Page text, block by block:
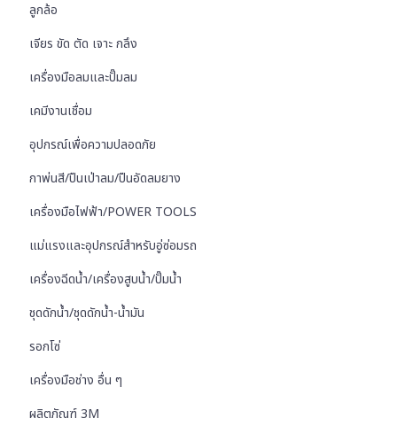
ลูกล้อ
เจียร ขัด ตัด เจาะ กลึง
เครื่องมือลมและปั๊มลม
เคมีงานเชื่อม
อุปกรณ์เพื่อความปลอดภัย
กาพ่นสี/ปืนเป่าลม/ปืนอัดลมยาง
เครื่องมือไฟฟ้า/POWER TOOLS
แม่แรงและอุปกรณ์สำหรับอู่ซ่อมรถ
เครื่องฉีดน้ำ/เครื่องสูบน้ำ/ปั๊มน้ำ
ชุดดักน้ำ/ชุดดักน้ำ-น้ำมัน
รอกโซ่
เครื่องมือช่าง อื่น ๆ
ผลิตภัณฑ์ 3M